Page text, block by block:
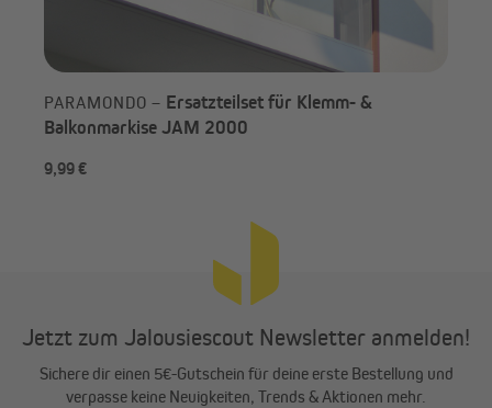
PARAMONDO – Ersatzteilset für Klemm- &
Balkonmarkise JAM 2000
9,99 €
Jetzt zum Jalousiescout Newsletter anmelden!
Sichere dir einen 5€-Gutschein für deine erste Bestellung und
verpasse keine Neuigkeiten, Trends & Aktionen mehr.